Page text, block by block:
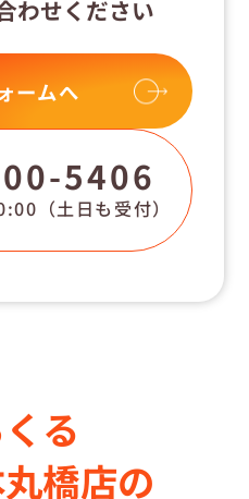
わせください
ームへ
5406
（土日も受付）
る
橋店の